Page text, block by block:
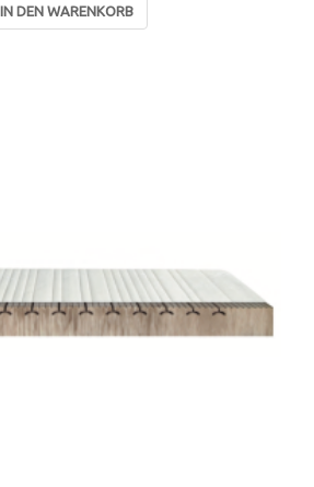
IN DEN WARENKORB